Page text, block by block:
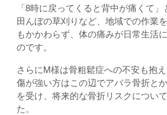
「8時に戻ってくると背中が痛くて」
田んぼの草刈りなど、地域での作業
もかかわらず、体の痛みが日常生活
のです。
さらにM様は骨粗鬆症への不安も抱
傷が強い方はこの辺でアバラ骨折と
を受け、将来的な骨折リスクについ
た。